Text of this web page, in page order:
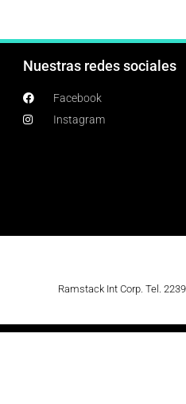
Nuestras redes sociales
Facebook
Instagram
Ramstack Int Corp. Tel.